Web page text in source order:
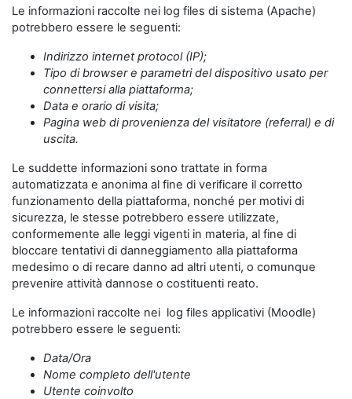
Le informazioni raccolte nei log files di sistema (Apache)
potrebbero essere le seguenti:
Indirizzo internet protocol (IP);
Tipo di browser e parametri del dispositivo usato per
connettersi alla piattaforma;
Data e orario di visita;
Pagina web di provenienza del visitatore (referral) e di
uscita.
Le suddette informazioni sono trattate in forma
automatizzata e anonima al fine di verificare il corretto
funzionamento della piattaforma, nonché per motivi di
sicurezza, le stesse potrebbero essere utilizzate,
conformemente alle leggi vigenti in materia, al fine di
bloccare tentativi di danneggiamento alla piattaforma
medesimo o di recare danno ad altri utenti, o comunque
prevenire attività dannose o costituenti reato.
Le informazioni raccolte nei log files applicativi (Moodle)
potrebbero essere le seguenti:
Data/Ora
Nome completo dell'utente
Utente coinvolto